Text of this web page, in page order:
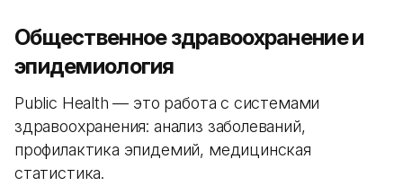
Общественное здравоохранение и
эпидемиология
Public Health — это работа с системами
здравоохранения: анализ заболеваний,
профилактика эпидемий, медицинская
статистика.